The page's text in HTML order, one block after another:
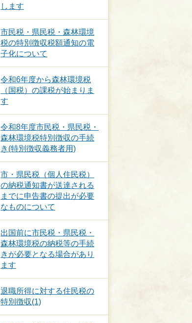
します
市民税・県民税・森林環境
税の特別徴収税額通知の電
子化について
令和6年度から森林環境税
（国税）の課税が始まりま
す
令和8年度市民税・県民税・
森林環境税特別徴収の手続
き(特別徴収義務者用)
市・県民税（個人住民税）
の納税通知書が送達される
までに申告書の提出が必要
なものについて
出国前に市民税・県民税・
森林環境税の納税等の手続
きが必要となる場合があり
ます
退職所得に対する住民税の
特別徴収(1)